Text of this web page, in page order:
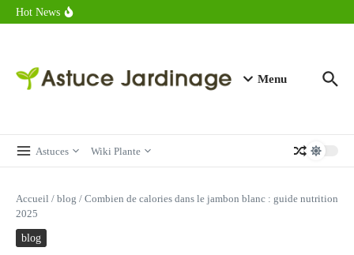
Aller au contenu
Hot News
Combien de calories dans un croque monsieur en 2025 ?
Menu
Astuces Wiki Plante
Accueil / blog / Combien de calories dans le jambon blanc : guide nutrition
2025
blog